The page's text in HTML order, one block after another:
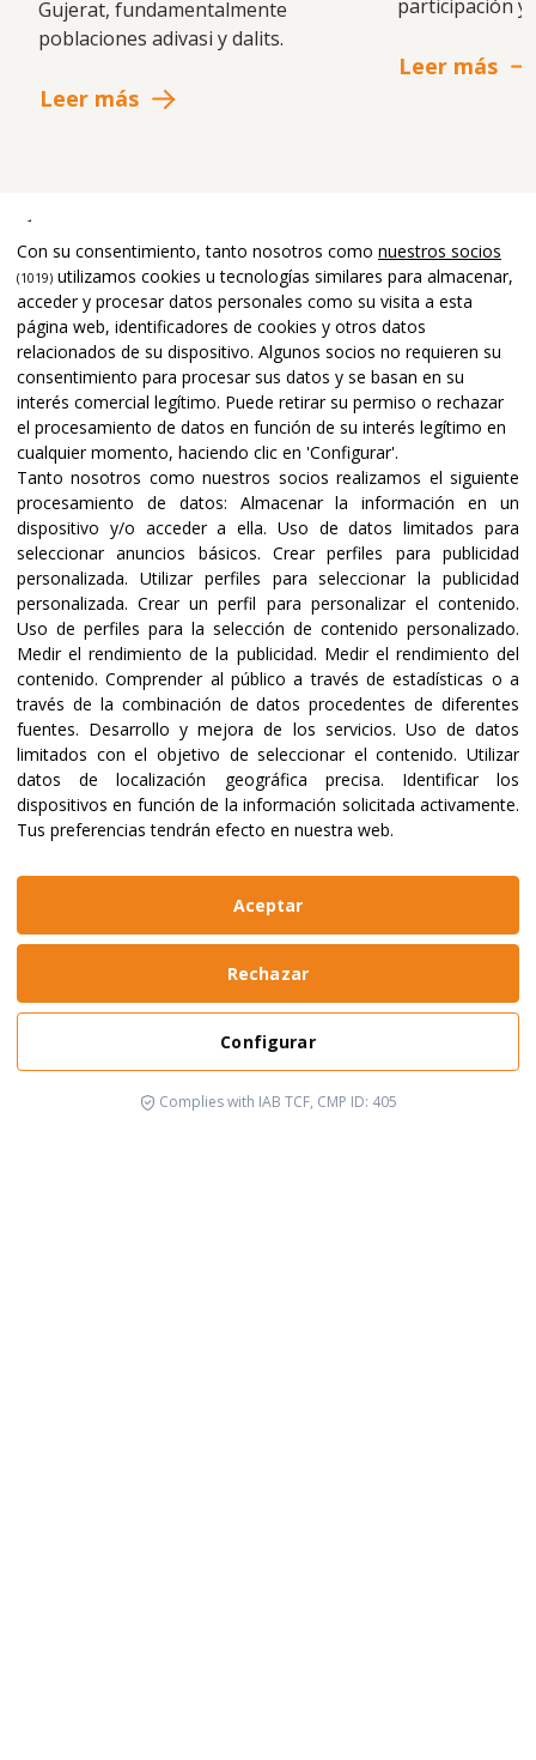
Gujerat, fundamentalmente
poblaciones adivasi y dalits.
Leer más
participación y
Leer más
Últimas noticias
12/03/2026
Educación en
Burundi: pobreza,
desigualdad y
abandono marcan
el futuro de su
juventud
Leer más
22/10/2025
Cuando
convierte
Leer más
Descubrir otras causas
Con su consentimiento, tanto nosotros como nuestros socios
(1019) utilizamos cookies u tecnologías similares para almacenar,
acceder y procesar datos personales como su visita a esta
página web, identificadores de cookies y otros datos
relacionados de su dispositivo. Algunos socios no requieren su
consentimiento para procesar sus datos y se basan en su
interés comercial legítimo. Puede retirar su permiso o rechazar
el procesamiento de datos en función de su interés legítimo en
cualquier momento, haciendo clic en 'Configurar'.
Tanto nosotros como nuestros socios realizamos el siguiente
procesamiento de datos: Almacenar la información en un
dispositivo y/o acceder a ella. Uso de datos limitados para
seleccionar anuncios básicos.Crear perfiles para publicidad
personalizada. Utilizar perfiles para seleccionar la publicidad
personalizada.Crear un perfil para personalizar el contenido.
Uso de perfiles para la selección de contenido personalizado.
Medir el rendimiento de la publicidad. Medir el rendimiento del
contenido.Comprender al público a través de estadísticas o a
través de la combinación de datos procedentes de diferentes
fuentes. Desarrollo y mejora de los servicios. Uso de datos
limitados con el objetivo de seleccionar el contenido. Utilizar
datos de localización geográfica precisa. Identificar los
dispositivos en función de la información solicitada activamente.
Tus preferencias tendrán efecto en nuestra web.
Configurar
Rechazar
Aceptar
Complies with IAB TCF, CMP ID: 405